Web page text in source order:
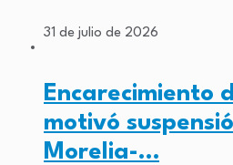
31 de julio de 2026
Encarecimiento
motivó
Morelia-…